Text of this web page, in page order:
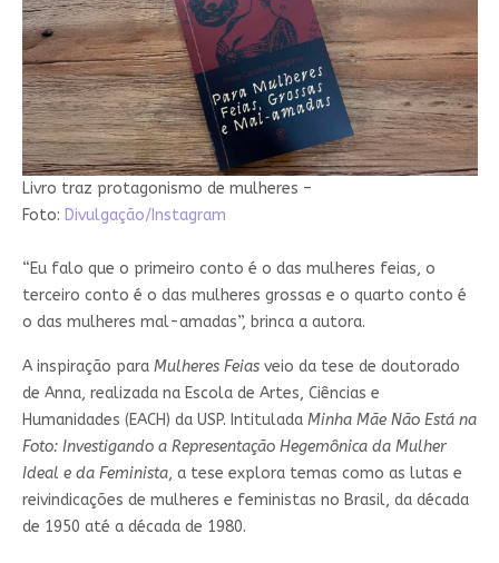
Livro traz protagonismo de mulheres –
Foto: Divulgação/Instagram
“Eu falo que o primeiro conto é o das mulheres feias, o
terceiro conto é o das mulheres grossas e o quarto conto é
o das mulheres mal-amadas”, brinca a autora.
A inspiração para Mulheres Feiasveio da tese de doutorado
de Anna, realizada na Escola de Artes, Ciências e
Humanidades (EACH) da USP. Intitulada Minha Mãe Não Está na
Foto: Investigando a Representação Hegemônica da Mulher
Ideal e da Feminista, a tese explora temas como as lutas e
reivindicações de mulheres e feministas no Brasil, da década
de 1950 até a década de 1980.